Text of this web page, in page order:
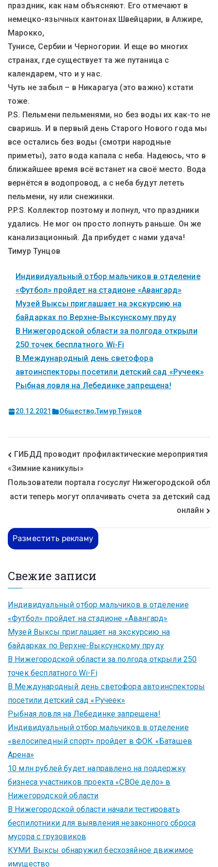
праздник, как нам объясняют. Его отмечают в
немецко-язычных кантонах Швейцарии, в Алжире,
Марокко,
Тунисе, Сербии и Черногории. И еще во многих
странах, где существует та же путаница с
календарем, что и у нас.
Чуть не забыл – в Никарагуа (это важно) кстати
тоже.
P.S. Пельмени пельменями, но без воды их как-то не
сваришь. И в первый день Старого Нового года мы
все остались без воды (смотри народные
приметы), зато вода капала с неба. Надеюсь, что в
ближайшее время всё встанет на своё место. Вода
вернётся в водопровод, а с неба будут лететь
пельмени, ну или снежинки.
P.P.S. Коллектор поэтому и лопнул, что праздники
удались. Не мог он просто лопнуть раньше. Он же
канализационный. Да прибудет с нами удача!
Тимур Тунцов
Индивидуальный отбор мальчиков в отделение
«Футбол» пройдет на стадионе «Авангард»
Музей Выксы приглашает на экскурсию на
байдарках по Верхне-Выксунскому пруду
В Нижегородской области за полгода открыли
250 точек бесплатного Wi-Fi
В Международный день светофора
автоинспекторы посетили детский сад «Ручеек»
Рыбная ловля на Лебединке запрещена!
20.12.2021 Общество,Тимур Тунцов
ГИБДД проводит профилактические мероприятия
«Зимние каникулы»
Пользователи портала госуслуг Нижегородской обл
асти теперь могут оплачивать счета за детский сад
онлайн
Разместить рекламу
Свежие записи
Индивидуальный отбор мальчиков в отделение
«Футбол» пройдет на стадионе «Авангард»
Музей Выксы приглашает на экскурсию на
байдарках по Верхне-Выксунскому пруду
В Нижегородской области за полгода открыли 250
точек бесплатного Wi-Fi
В Международный день светофора автоинспекторы
посетили детский сад «Ручеек»
Рыбная ловля на Лебединке запрещена!
Индивидуальный отбор мальчиков в отделение
«велосипедный спорт» пройдет в ФОК «Баташев
Арена»
10 млн рублей будет направлено на поддержку
бизнеса участников проекта «СВОё дело» в
Нижегородской области
В Нижегородской области начали тестировать
беспилотники для выявления незаконного сброса
мусора с грузовиков
КУМИ Выксы обнаружил бесхозяйное движимое
имущество